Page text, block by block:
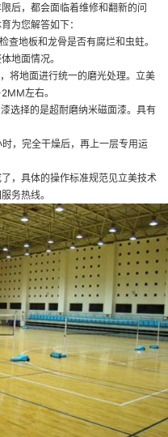
后，都会面临着维修和翻新的问
为您解答如下：
查地板和龙骨是否有腐烂和虫蛀。
地面情况。
将地面进行统一的磨光处理。立美
左右。
选择的是超耐磨纳米磁面漆。具有
，完全干燥后，再上一层专用运
，具体的操作标准规范见立美技术
务热线。